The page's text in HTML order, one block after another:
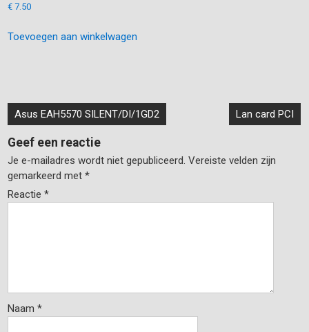
€ 7.50
Toevoegen aan winkelwagen
Bericht
navigatie
Asus EAH5570 SILENT/DI/1GD2 Lan card PCI
Geef een reactie
Je e-mailadres wordt niet gepubliceerd. Vereiste velden zijn
gemarkeerd met*
Reactie*
Naam*